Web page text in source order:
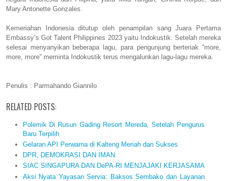
Mary Antonette Gonzales.
Kemeriahan Indonesia ditutup oleh penampilan sang Juara Pertama
Embassy’s Got Talent Philippines 2023 yaitu Indokustik. Setelah mereka
selesai menyanyikan beberapa lagu, para pengunjung berteriak “more,
more, more” meminta Indokustik terus mengalunkan lagu-lagu mereka.
Penulis : Parmahando Giannilo
RELATED POSTS:
Polemik Di Rusun Gading Resort Mereda, Setelah Pengurus
Baru Terpilih
Gelaran API Perwarna di Kalteng Meriah dan Sukses
DPR, DEMOKRASI DAN IMAN
SIAC SINGAPURA DAN DePA-RI MENJAJAKI KERJASAMA
Aksi Nyata Yayasan Servia: Baksos Sembako dan Layanan